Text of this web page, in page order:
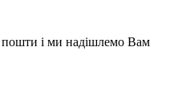
пошти і ми надішлемо Вам